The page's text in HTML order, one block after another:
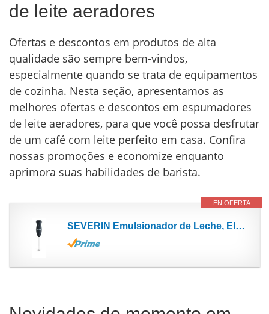
de leite aeradores
Ofertas e descontos em produtos de alta
qualidade são sempre bem-vindos,
especialmente quando se trata de equipamentos
de cozinha. Nesta seção, apresentamos as
melhores ofertas e descontos em espumadores
de leite aeradores, para que você possa desfrutar
de um café com leite perfeito em casa. Confira
nossas promoções e economize enquanto
aprimora suas habilidades de barista.
EN OFERTA
SEVERIN Emulsionador de Leche, Eléctrico, Funcionamiento con Pilas, Incl. 2 x Pilas AA, SM 3590,...